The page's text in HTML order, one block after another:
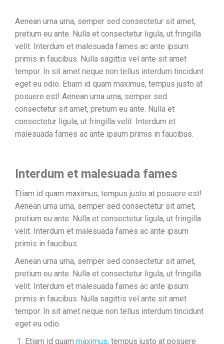
Aenean urna urna, semper sed consectetur sit amet,
pretium eu ante. Nulla et consectetur ligula, ut fringilla
velit. Interdum et malesuada fames ac ante ipsum
primis in faucibus. Nulla sagittis vel ante sit amet
tempor. In sit amet neque non tellus interdum tincidunt
eget eu odio. Etiam id quam maximus, tempus justo at
posuere est! Aenean urna urna, semper sed
consectetur sit amet, pretium eu ante. Nulla et
consectetur ligula, ut fringilla velit. Interdum et
malesuada fames ac ante ipsum primis in faucibus.
Interdum et malesuada fames
Etiam id quam maximus, tempus justo at posuere est!
Aenean urna urna, semper sed consectetur sit amet,
pretium eu ante. Nulla et consectetur ligula, ut fringilla
velit. Interdum et malesuada fames ac ante ipsum
primis in faucibus.
Aenean urna urna, semper sed consectetur sit amet,
pretium eu ante. Nulla et consectetur ligula, ut fringilla
velit. Interdum et malesuada fames ac ante ipsum
primis in faucibus. Nulla sagittis vel ante sit amet
tempor. In sit amet neque non tellus interdum tincidunt
eget eu odio.
Etiam id quam maximus, tempus justo at posuere